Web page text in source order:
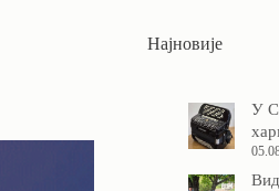
Најновије
У